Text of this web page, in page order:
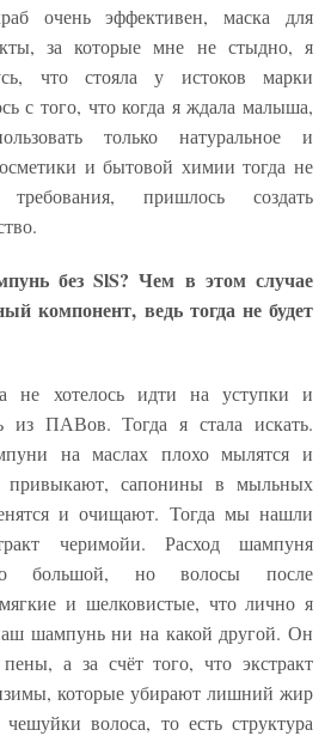
очень эффективен, маска для
за которые мне не стыдно, я
что стояла у истоков марки
с того, что когда я ждала малыша,
только натуральное и
и бытовой химии тогда не
пришлось создать
без SlS? Чем в этом случае
компонент, ведь тогда не будет
не хотелось идти на уступки и
из ПАВов. Тогда я стала искать.
на маслах плохо мылятся и
сапонины в мыльных
и очищают. Тогда мы нашли
черимойи. Расход шампуня
большой, но волосы после
и шелковистые, что лично я
шампунь ни на какой другой. Он
а за счёт того, что экстракт
которые убирают лишний жир
волоса, то есть структура